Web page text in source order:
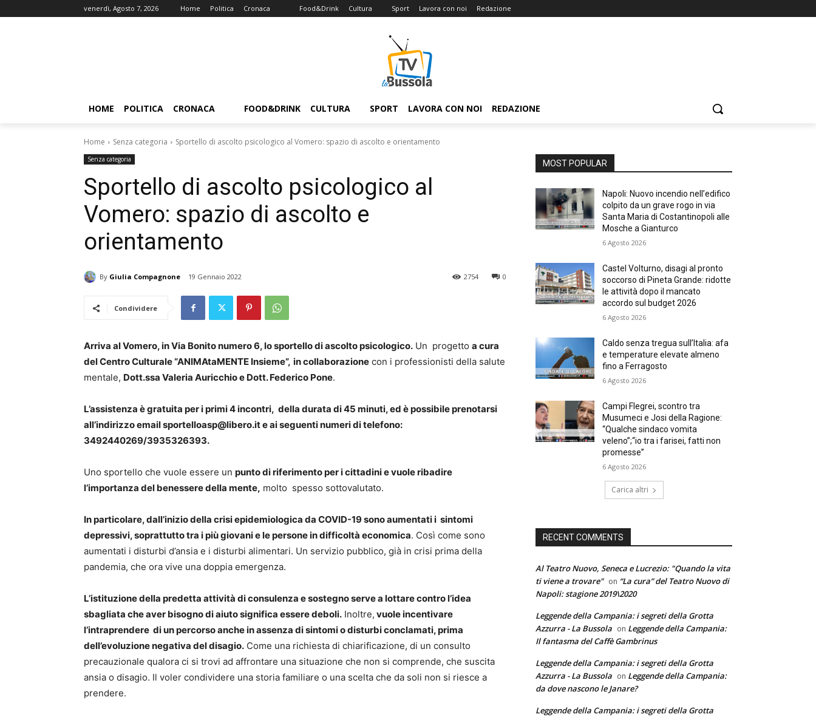
venerdì, Agosto 7, 2026 Home Politica Cronaca Food&Drink Cultura Sport Lavora con noi Redazione
HOME POLITICA CRONACA FOOD&DRINK CULTURA SPORT LAVORA CON NOI REDAZIONE
Home Senza categoria Sportello di ascolto psicologico al Vomero: spazio di ascolto e orientamento
Senza categoria
Sportello di ascolto psicologico al
Vomero: spazio di ascolto e
orientamento
By Giulia Compagnone 19 Gennaio 2022 0
2754
Condividere
Arriva al Vomero, in Via Bonito numero 6, lo sportello di ascolto psicologico. Un progetto a cura
del Centro Culturale “ANIMAtaMENTE Insieme”, in collaborazione con i professionisti della salute
mentale, Dott.ssa Valeria Auricchio e Dott. Federico Pone.
L’assistenza è gratuita per i primi 4 incontri, della durata di 45 minuti, ed è possibile prenotarsi
all’indirizzo email sportelloasp@libero.it e ai seguenti numeri di telefono:
3492440269/3935326393.
Uno sportello che vuole essere un punto di riferimento per i cittadini e vuole ribadire
l’importanza del benessere della mente, molto spesso sottovalutato.
In particolare, dall’inizio della crisi epidemiologica da COVID-19 sono aumentati i sintomi
depressivi, soprattutto tra i più giovani e le persone in difficoltà economica. Così come sono
aumentati i disturbi d’ansia e i disturbi alimentari. Un servizio pubblico, già in crisi prima della
pandemia, che ora vive una doppia emergenza.
L’istituzione della predetta attività di consulenza e sostegno serve a lottare contro l’idea
sbagliata che aver bisogno di aiuto significa essere deboli. Inoltre, vuole incentivare
l’intraprendere di un percorso anche in assenza di sintomi o disturbi conclamati, prima
dell’evoluzione negativa del disagio. Come una richiesta di chiarificazione, di un consulto
precauzionale qualora ci si trovi ad affrontare una situazione che non si comprende, che suscita
ansia o disagio. Il voler condividere una storia familiare o una scelta che da soli non si riesce a
prendere.
MOST POPULAR
Napoli: Nuovo incendio nell’edifico
colpito da un grave rogo in via
Santa Maria di Costantinopoli alle
Mosche a Gianturco
6 Agosto 2026
Castel Volturno, disagi al pronto
soccorso di Pineta Grande: ridotte
le attività dopo il mancato
accordo sul budget 2026
6 Agosto 2026
Caldo senza tregua sull’Italia: afa
e temperature elevate almeno
fino a Ferragosto
6 Agosto 2026
Campi Flegrei, scontro tra
Musumeci e Josi della Ragione:
“Qualche sindaco vomita
veleno”;“io tra i farisei, fatti non
promesse”
6 Agosto 2026
Carica altri
RECENT COMMENTS
Al Teatro Nuovo, Seneca e Lucrezio: "Quando la vita
ti viene a trovare" on “La cura” del Teatro Nuovo di
Napoli: stagione 2019\2020
Leggende della Campania: i segreti della Grotta
Azzurra - La Bussola on Leggende della Campania:
Il fantasma del Caffè Gambrinus
Leggende della Campania: i segreti della Grotta
Azzurra - La Bussola on Leggende della Campania:
da dove nascono le Janare?
Leggende della Campania: i segreti della Grotta